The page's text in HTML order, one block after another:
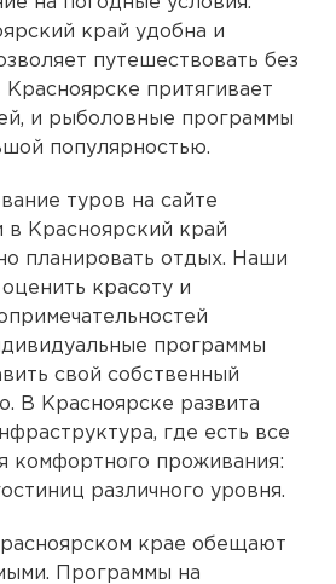
край удобна и
путешествовать без
Красноярске притягивает
и рыболовные программы
популярностью.
туров на сайте
в Красноярский край
планировать отдых. Наши
красоту и
программы
свой собственный
В Красноярске развита
где есть все
комфортного проживания:
различного уровня.
крае обещают
Программы на